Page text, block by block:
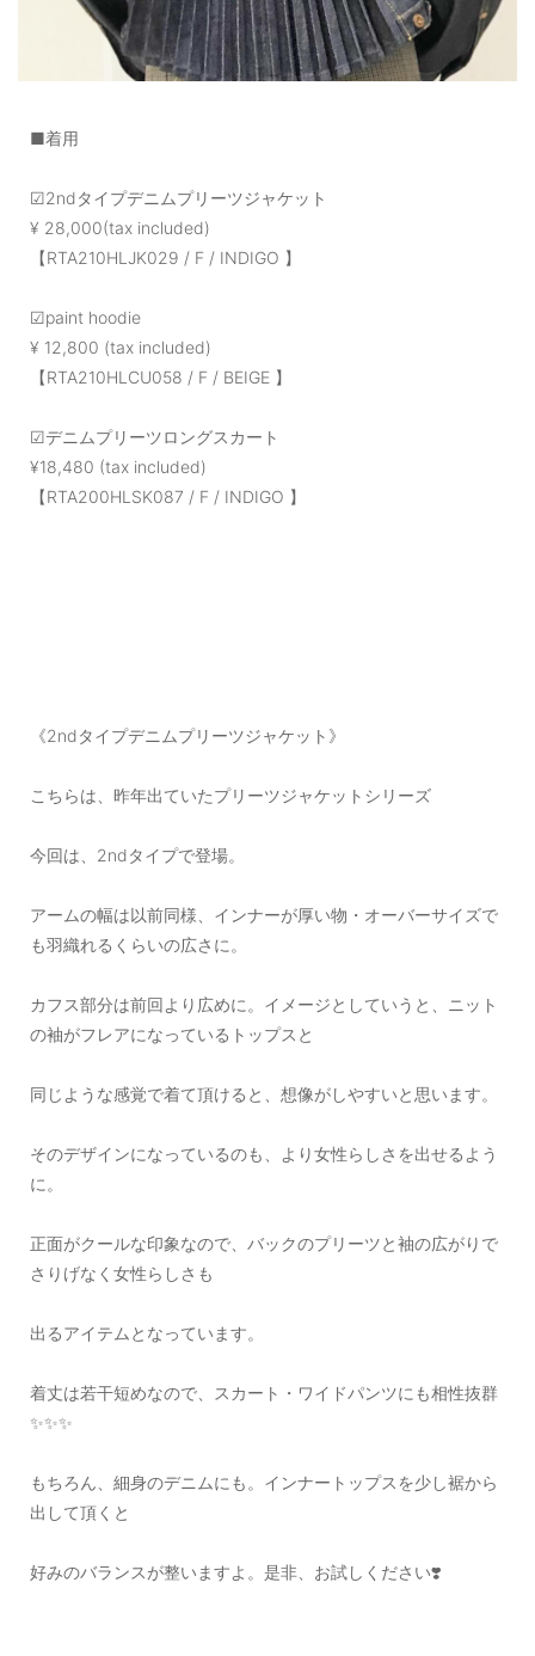
■着用
☑2ndタイプデニムプリーツジャケット
¥️ 28,000(tax included)
【RTA210HLJK029 / F / INDIGO 】
☑paint hoodie
¥️ 12,800 (tax included)
【RTA210HLCU058 / F / BEIGE 】
☑デニムプリーツロングスカート
¥️18,480 (tax included)
【RTA200HLSK087 / F / INDIGO 】
《2ndタイプデニムプリーツジャケット》
こちらは、昨年出ていたプリーツジャケットシリーズ
今回は、2ndタイプで登場。
アームの幅は以前同様、インナーが厚い物・オーバーサイズで
も羽織れるくらいの広さに。
カフス部分は前回より広めに。イメージとしていうと、ニット
の袖がフレアになっているトップスと
同じような感覚で着て頂けると、想像がしやすいと思います。
そのデザインになっているのも、より女性らしさを出せるよう
に。
正面がクールな印象なので、バックのプリーツと袖の広がりで
さりげなく女性らしさも
出るアイテムとなっています。
着丈は若干短めなので、スカート・ワイドパンツにも相性抜群
✨✨✨
もちろん、細身のデニムにも。インナートップスを少し裾から
出して頂くと
好みのバランスが整いますよ。是非、お試しください❣️